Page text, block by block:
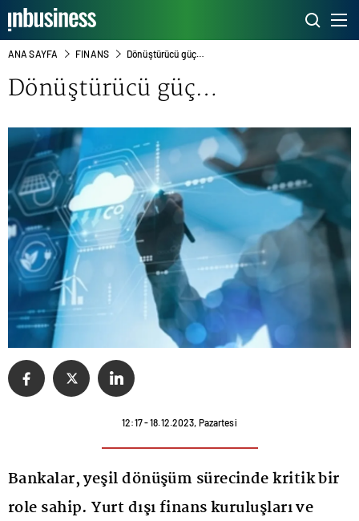
ANA SAYFA FINANS Dönüştürücü güç…
Dönüştürücü güç…
12:17 - 18.12.2023, Pazartesi
Bankalar, yeşil dönüşüm sürecinde kritik bir
role sahip. Yurt dışı finans kuruluşları ve